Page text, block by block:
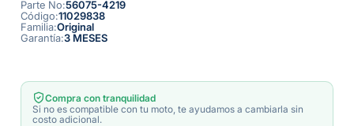
Parte No:56075-4219
Código:11029838
Familia:Original
Garantía:3 MESES
Compra con tranquilidad
Si no es compatible con tu moto, te ayudamos a cambiarla sin
costo adicional.